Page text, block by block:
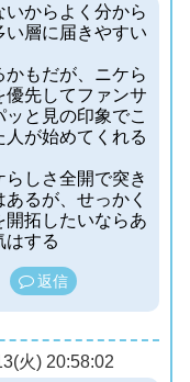
からよく分から
い層に届きやすい
もだが、ニケら
優先してファンサ
と見の印象でこ
が始めてくれる
しさ全開で突き
るが、せっかく
開拓したいならあ
はする
返信
火) 20:58:02